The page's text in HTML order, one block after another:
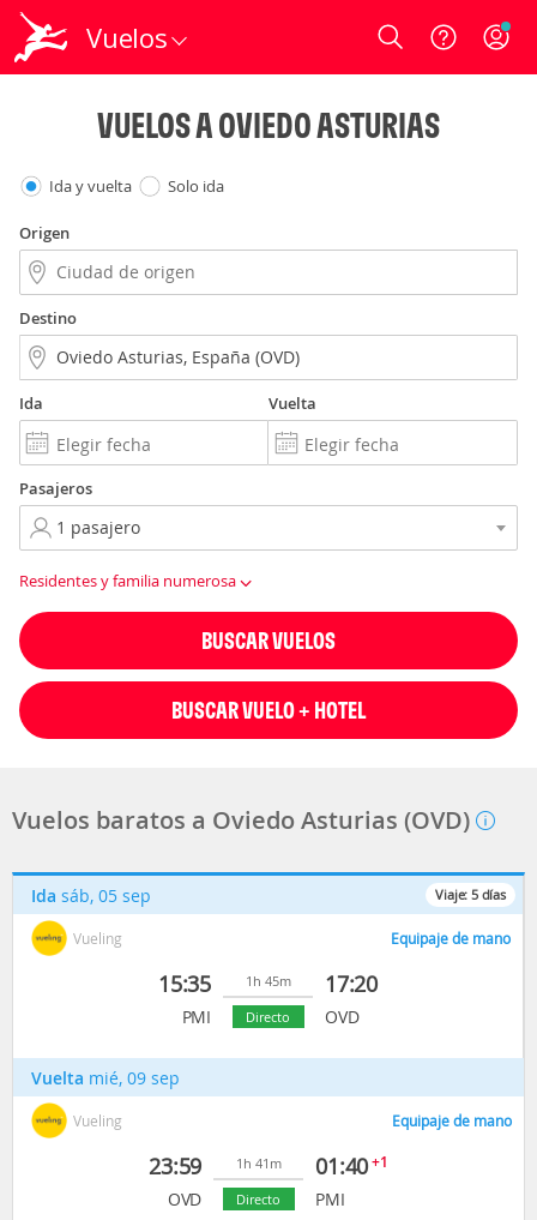
Vuelos Login
VUELOS A OVIEDO ASTURIAS
Ida y vuelta Solo ida
Origen
Destino
Ida Vuelta
Pasajeros
Residentes y familia numerosa
BUSCAR VUELOS
BUSCAR VUELO + HOTEL
Vuelos baratos a Oviedo Asturias (OVD)
Viaje: 5 días
Ida sáb, 05 sep
Vueling Equipaje de mano
15:35
PMI
1h 45m
Directo
17:20
OVD
Vuelta mié, 09 sep
Vueling Equipaje de mano
23:59
OVD
1h 41m
Directo
01:40+1
PMI